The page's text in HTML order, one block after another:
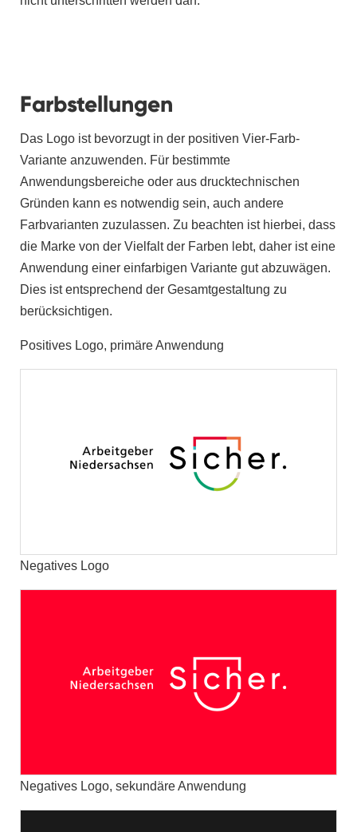
Farbstellungen
Das Logo ist bevorzugt in der positiven Vier-Farb-
Variante anzuwenden. Für bestimmte
Anwendungsbereiche oder aus drucktechnischen
Gründen kann es notwendig sein, auch andere
Farbvarianten zuzulassen. Zu beachten ist hierbei, dass
die Marke von der Vielfalt der Farben lebt, daher ist eine
Anwendung einer einfarbigen Variante gut abzuwägen.
Dies ist entsprechend der Gesamtgestaltung zu
berücksichtigen.
Positives Logo, primäre Anwendung
Negatives Logo
Negatives Logo, sekundäre Anwendung